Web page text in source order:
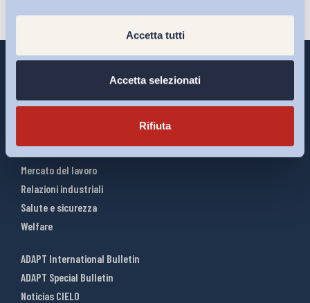
Accetta tutti
Accetta selezionati
Rifiuta
Riforme del lavoro
Mercato del lavoro
Relazioni industriali
Salute e sicurezza
Welfare
ADAPT International Bulletin
ADAPT Special Bulletin
Noticias CIELO